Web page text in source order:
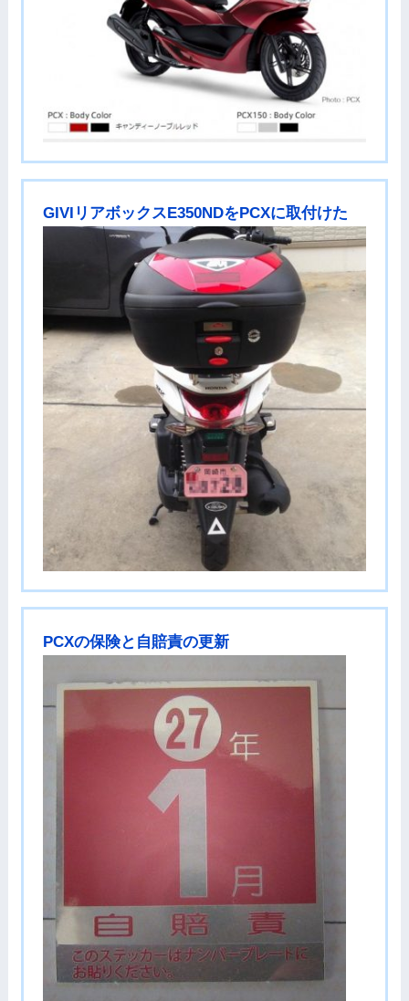
GIVIリアボックスE350NDをPCXに取付けた
PCXの保険と自賠責の更新